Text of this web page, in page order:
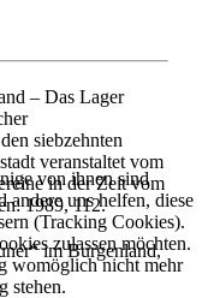
– Das Lager
siebzehnten
veranstaltet vom
in der Zeit vom
1989, 112.
im Burgenland,
von ihnen sind
andere uns helfen, diese
(Tracking Cookies).
zulassen möchten.
womöglich nicht mehr
stehen.